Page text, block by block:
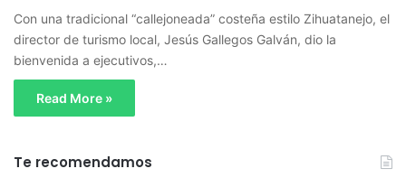
Con una tradicional “callejoneada” costeña estilo Zihuatanejo, el
director de turismo local, Jesús Gallegos Galván, dio la
bienvenida a ejecutivos,…
Read More »
Te recomendamos